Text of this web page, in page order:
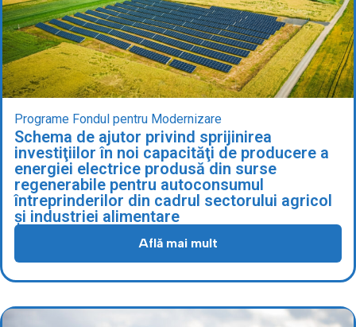
Programe Fondul pentru Modernizare
Schema de ajutor privind sprijinirea
investiţiilor în noi capacităţi de producere a
energiei electrice produsă din surse
regenerabile pentru autoconsumul
întreprinderilor din cadrul sectorului agricol
și industriei alimentare
Află mai mult